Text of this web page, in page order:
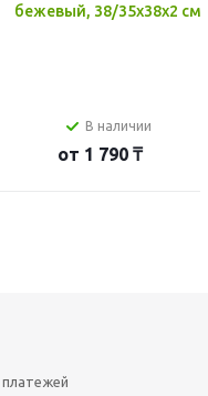
бежевый, 38/35x38x2 см
В наличии
от 1 790 ₸
платежей